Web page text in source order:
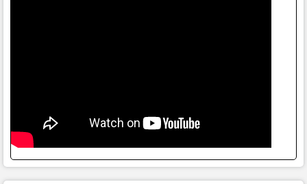
Dàng Tùy Chỉnh
ShureAD1 cung cấp nhiều tính năng tùy chỉnh để phù hợp